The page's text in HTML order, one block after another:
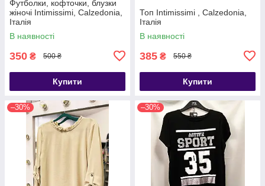
Футболки, кофточки, блузки
жіночі Intimissimi, Calzedonia,
Італія
В наявності
350 ₴ 500 ₴
Купити
Топ Intimissimi , Calzedonia,
Італія
В наявності
385 ₴ 550 ₴
Купити
–30% –30%